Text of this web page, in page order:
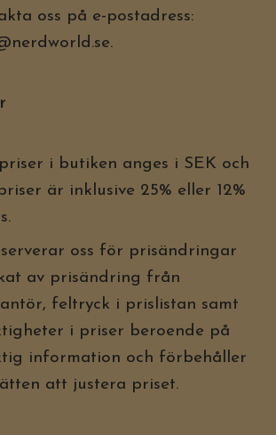
oss på e-postadress:
.
i butiken anges i SEK och
är inklusive 25% eller 12%
oss för prisändringar
av prisändring från
feltryck i prislistan samt
i priser beroende på
information och förbehåller
att justera priset.